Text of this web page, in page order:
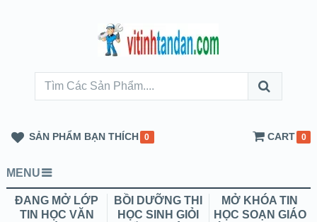
SẢN PHẨM BẠN THÍCH 0 CART 0
MENU
ĐANG MỞ LỚP
TIN HỌC VĂN
BỒI DƯỠNG THI
HỌC SINH GIỎI
MỞ KHÓA TIN
HỌC SOẠN GIÁO